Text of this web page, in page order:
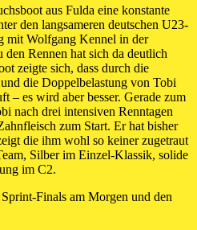
aus Fulda eine konstante
den langsameren deutschen U23-
mit Wolfgang Kennel in der
den Rennen hat sich da deutlich
zeigte sich, dass durch die
die Doppelbelastung von Tobi
– es wird aber besser. Gerade zum
nach drei intensiven Renntagen
zum Start. Er hat bisher
die ihm wohl so keiner zugetraut
Silber im Einzel-Klassik, solide
im C2.
Finals am Morgen und den